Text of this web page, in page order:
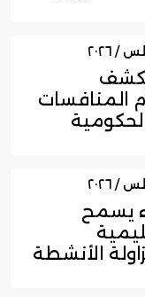
يكشف
المنافسات
يسمح
الأنشطة